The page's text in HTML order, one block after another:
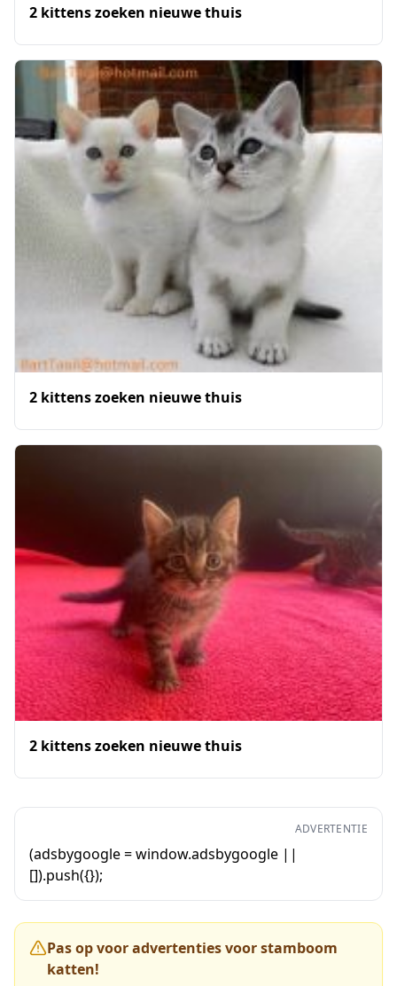
2 kittens zoeken nieuwe thuis
2 kittens zoeken nieuwe thuis
2 kittens zoeken nieuwe thuis
ADVERTENTIE
(adsbygoogle = window.adsbygoogle ||
[]).push({});
Pas op voor advertenties voor stamboom
katten!